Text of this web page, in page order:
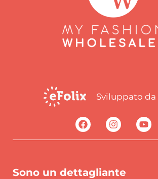
Sviluppato da
Sono un dettagliante